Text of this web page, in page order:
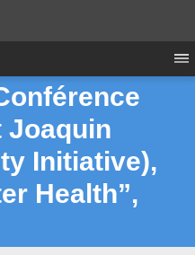
Joaquin
Initiative),
Health”,